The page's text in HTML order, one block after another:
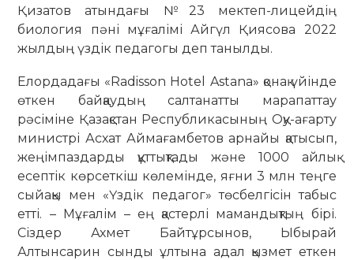
Қизатов атындағы №23 мектеп-лицейдің
биология пәні мұғалімі Айгүл Қиясова 2022
жылдың үздік педагогы деп танылды.
Елордадағы «Radisson Hotel Astana» қонақ үйінде
өткен байқаудың салтанатты марапаттау
рәсіміне Қазақстан Республикасының Оқу-ағарту
министрі Асхат Аймағамбетов арнайы қатысып,
жеңімпаздарды құттықтады және 1000 айлық
есептік көрсеткіш көлемінде, яғни 3 млн теңге
сыйақы мен «Үздік педагог» төсбелгісін табыс
етті. – Мұғалім – ең қастерлі мамандықтың бірі.
Сіздер Ахмет Байтұрсынов, Ыбырай
Алтынсарин сынды ұлтына адал қызмет еткен